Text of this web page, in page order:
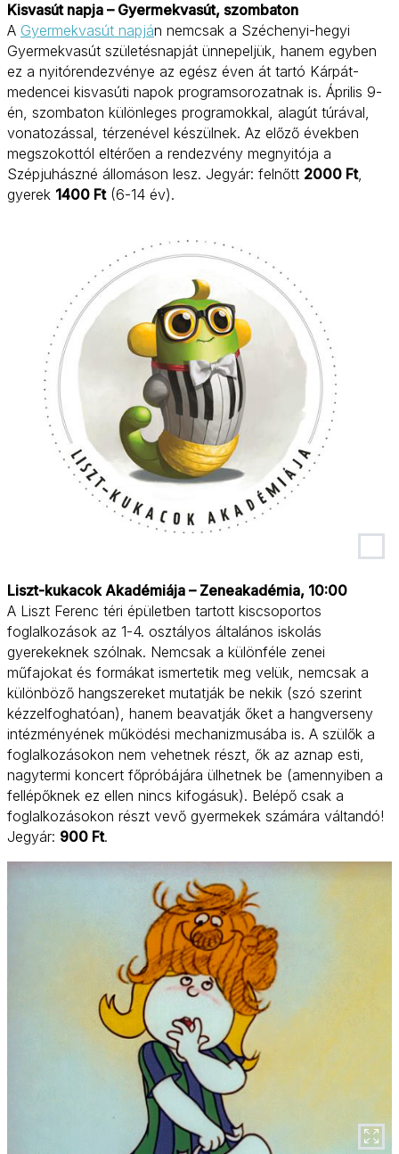
Kisvasút napja – Gyermekvasút, szombaton
A Gyermekvasút napján nemcsak a Széchenyi-hegyi
Gyermekvasút születésnapját ünnepeljük, hanem egyben
ez a nyitórendezvénye az egész éven át tartó Kárpát-
medencei kisvasúti napok programsorozatnak is. Április 9-
én, szombaton különleges programokkal, alagút túrával,
vonatozással, térzenével készülnek. Az előző években
megszokottól eltérően a rendezvény megnyitója a
Szépjuhászné állomáson lesz. Jegyár: felnőtt 2000 Ft,
gyerek 1400 Ft(6-14 év).
Liszt-kukacok Akadémiája – Zeneakadémia, 10:00
A Liszt Ferenc téri épületben tartott kiscsoportos
foglalkozások az 1-4. osztályos általános iskolás
gyerekeknek szólnak. Nemcsak a különféle zenei
műfajokat és formákat ismertetik meg velük, nemcsak a
különböző hangszereket mutatják be nekik (szó szerint
kézzelfoghatóan), hanem beavatják őket a hangverseny
intézményének működési mechanizmusába is. A szülők a
foglalkozásokon nem vehetnek részt, ők az aznap esti,
nagytermi koncert főpróbájára ülhetnek be (amennyiben a
fellépőknek ez ellen nincs kifogásuk). Belépő csak a
foglalkozásokon részt vevő gyermekek számára váltandó!
Jegyár: 900 Ft.